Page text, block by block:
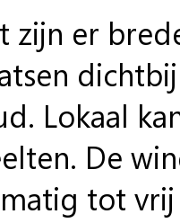
zijn er
Lokaal
De
tot